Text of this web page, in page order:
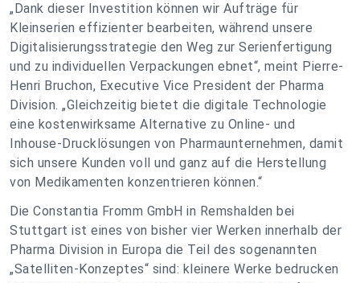
„Dank dieser Investition können wir Aufträge für
Kleinserien effizienter bearbeiten, während unsere
Digitalisierungsstrategie den Weg zur Serienfertigung
und zu individuellen Verpackungen ebnet“, meint Pierre-
Henri Bruchon, Executive Vice President der Pharma
Division. „Gleichzeitig bietet die digitale Technologie
eine kostenwirksame Alternative zu Online- und
Inhouse-Drucklösungen von Pharmaunternehmen, damit
sich unsere Kunden voll und ganz auf die Herstellung
von Medikamenten konzentrieren können.“
Die Constantia Fromm GmbH in Remshalden bei
Stuttgart ist eines von bisher vier Werken innerhalb der
Pharma Division in Europa die Teil des sogenannten
„Satelliten-Konzeptes“ sind: kleinere Werke bedrucken